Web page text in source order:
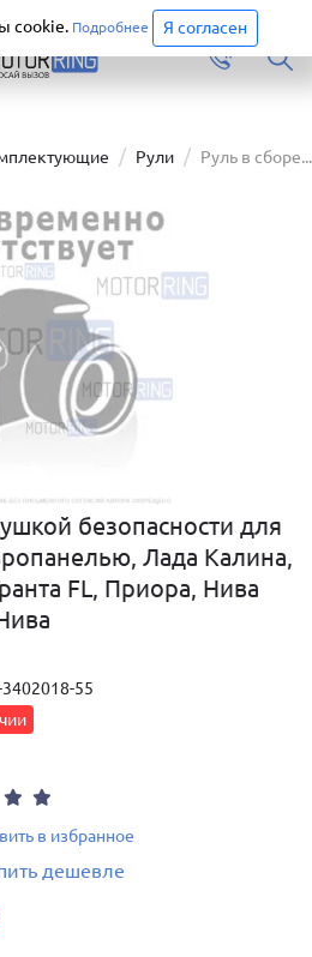
Перейти
Рули Руль в сборе...
безопасности для
Лада Калина,
FL, Приора, Нива
55
в избранное
дешевле
cookie. Подробнее Я согласен